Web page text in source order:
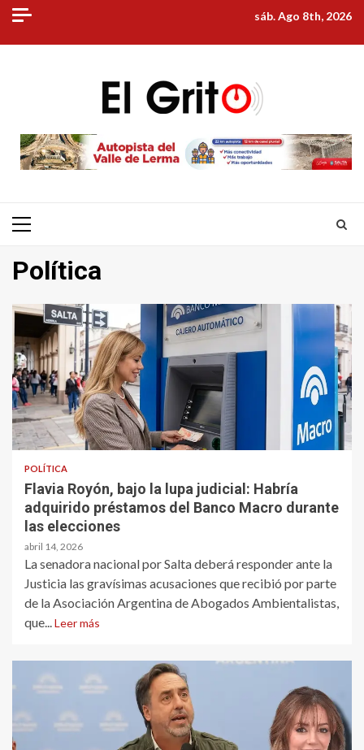
Skip
content
sáb. Ago 8th, 2026
Primary
Política
POLÍTICA
Flavia Royón, bajo la lupa judicial: Habría
adquirido préstamos del Banco Macro durante
las elecciones
abril 14, 2026
La senadora nacional por Salta deberá responder ante la
Justicia las gravísimas acusaciones que recibió por parte
de la Asociación Argentina de Abogados Ambientalistas,
que... Leer más